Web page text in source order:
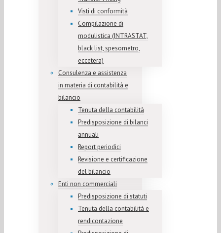
Visti di conformità
Compilazione di
modulistica (INTRASTAT,
black list, spesometro,
eccetera)
Consulenza e assistenza
in materia di contabilità e
bilancio
Tenuta della contabilità
Predisposizione di bilanci
annuali
Report periodici
Revisione e certificazione
del bilancio
Enti non commerciali
Predisposizione di statuti
Tenuta della contabilità e
rendicontazione